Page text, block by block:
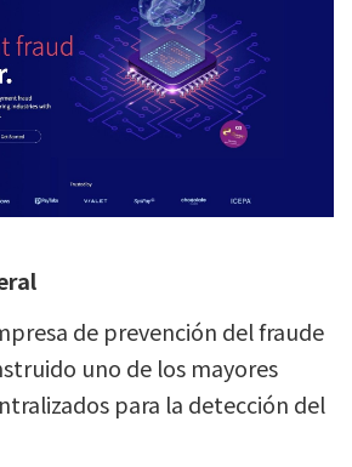
de prevención del fraude
uno de los mayores
para la detección del